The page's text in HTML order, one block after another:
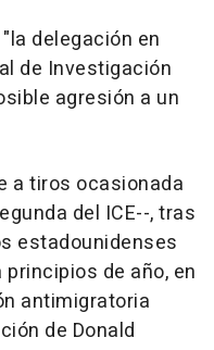
delegación en
de Investigación
agresión a un
a tiros ocasionada
del ICE--, tras
estadounidenses
de año, en
antimigratoria
de Donald